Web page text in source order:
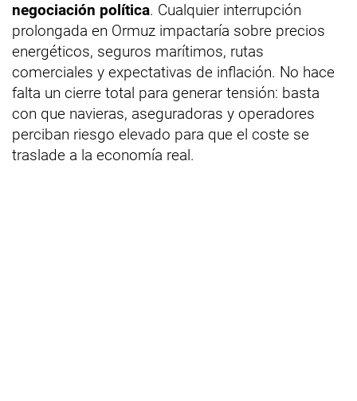
negociación política. Cualquier interrupción
prolongada en Ormuz impactaría sobre precios
energéticos, seguros marítimos, rutas
comerciales y expectativas de inflación. No hace
falta un cierre total para generar tensión: basta
con que navieras, aseguradoras y operadores
perciban riesgo elevado para que el coste se
traslade a la economía real.